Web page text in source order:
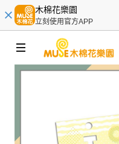
木棉花樂園
立刻使用官方APP